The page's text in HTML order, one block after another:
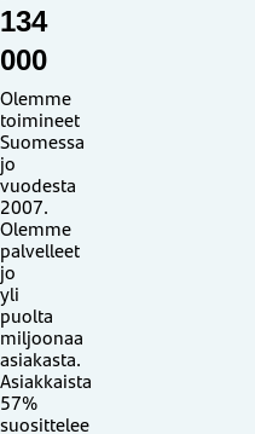
134
000
Olemme
toimineet
Suomessa
jo
vuodesta
2007.
Olemme
palvelleet
jo
yli
puolta
miljoonaa
asiakasta.
Asiakkaista
57%
suosittelee